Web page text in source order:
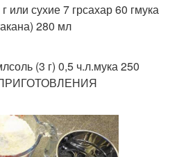
сухие 7 грсахар 60 гмука
280 мл
(3 г) 0,5 ч.л.мука 250